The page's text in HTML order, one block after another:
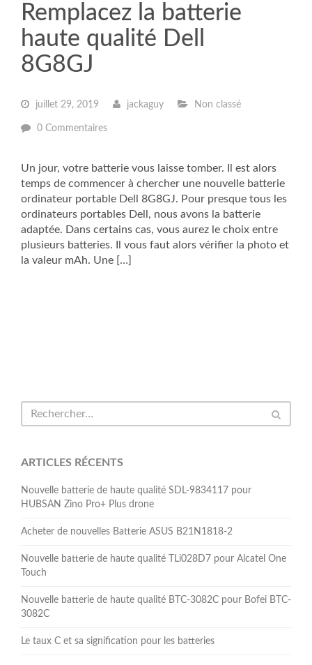
Remplacez la batterie
haute qualité Dell
8G8GJ
juillet 29, 2019 jackaguy Non classé
0 Commentaires
Un jour, votre batterie vous laisse tomber. Il est alors
temps de commencer à chercher une nouvelle batterie
ordinateur portable Dell 8G8GJ. Pour presque tous les
ordinateurs portables Dell, nous avons la batterie
adaptée. Dans certains cas, vous aurez le choix entre
plusieurs batteries. Il vous faut alors vérifier la photo et
la valeur mAh. Une […]
ARTICLES RÉCENTS
Nouvelle batterie de haute qualité SDL-9834117 pour
HUBSAN Zino Pro+ Plus drone
Acheter de nouvelles Batterie ASUS B21N1818-2
Nouvelle batterie de haute qualité TLi028D7 pour Alcatel One
Touch
Nouvelle batterie de haute qualité BTC-3082C pour Bofei BTC-
3082C
Le taux C et sa signification pour les batteries